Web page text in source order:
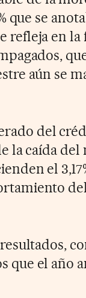
que se
refleja en la
aún se
del
la caída
el
que el año